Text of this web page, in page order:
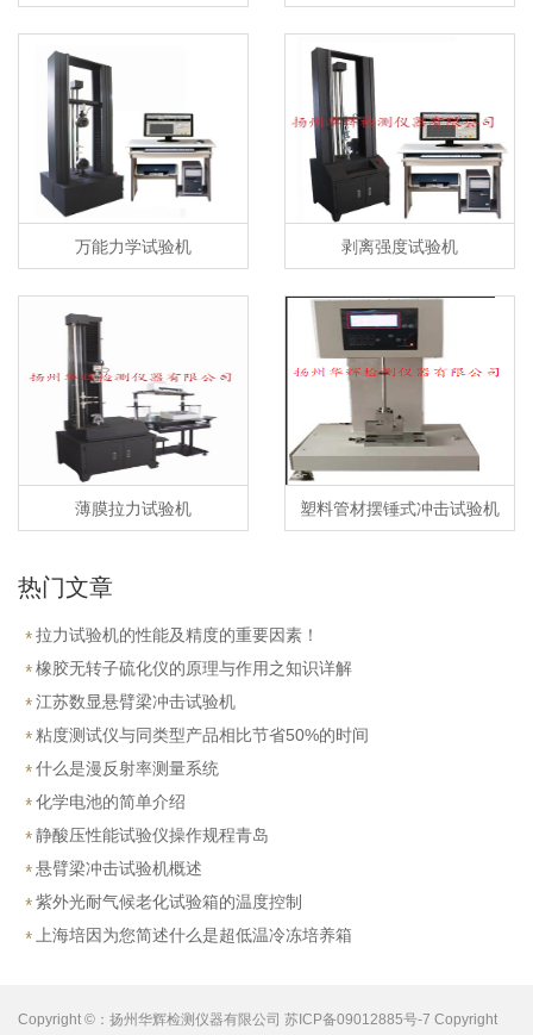
万能力学试验机 剥离强度试验机
薄膜拉力试验机 塑料管材摆锤式冲击试验机
热门文章
拉力试验机的性能及精度的重要因素！
橡胶无转子硫化仪的原理与作用之知识详解
江苏数显悬臂梁冲击试验机
粘度测试仪与同类型产品相比节省50%的时间
什么是漫反射率测量系统
化学电池的简单介绍
静酸压性能试验仪操作规程青岛
悬臂梁冲击试验机概述
紫外光耐气候老化试验箱的温度控制
上海培因为您简述什么是超低温冷冻培养箱
Copyright ©：扬州华辉检测仪器有限公司 苏ICP备09012885号-7 Copyright